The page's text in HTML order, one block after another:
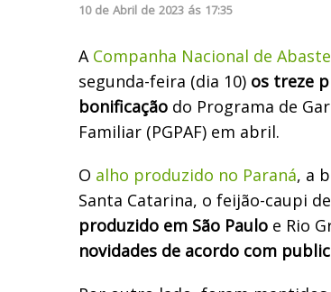
10 de Abril de 2023 ás 17:35
A Companha Nacional de
segunda-feira (dia 10) os treze
bonificação do Programa de
Familiar (PGPAF) em abril.
O alho produzido no Paraná, a
Santa Catarina, o feijão-caupi
produzido em São Paulo e Rio
novidades de acordo com